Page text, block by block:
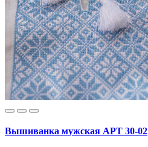
Вышиванка мужская АРТ 30-02